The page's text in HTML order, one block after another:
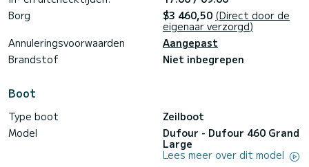
Borg
$3 460,50 (Direct door de
eigenaar verzorgd)
Annuleringsvoorwaarden
Aangepast
Brandstof
Niet inbegrepen
Boot
Type boot
Zeilboot
Model
Dufour - Dufour 460 Grand
Large
Lees meer over dit model